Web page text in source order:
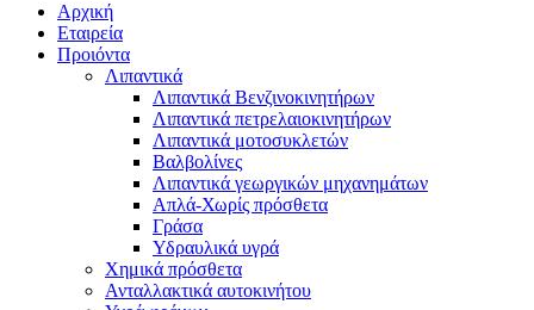
Αρχική
Εταιρεία
Προιόντα
Λιπαντικά
Λιπαντικά Βενζινοκινητήρων
Λιπαντικά πετρελαιοκινητήρων
Λιπαντικά μοτοσυκλετών
Βαλβολίνες
Λιπαντικά γεωργικών μηχανημάτων
Απλά-Χωρίς πρόσθετα
Γράσα
Υδραυλικά υγρά
Χημικά πρόσθετα
Ανταλλακτικά αυτοκινήτου